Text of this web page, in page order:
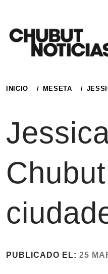
contenido
INICIO MESETA
PUBLICADO EL: 25